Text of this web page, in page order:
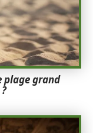
plage grand